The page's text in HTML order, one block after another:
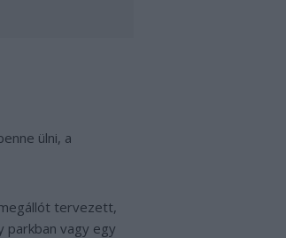
ülni, a
tervezett,
parkban vagy egy